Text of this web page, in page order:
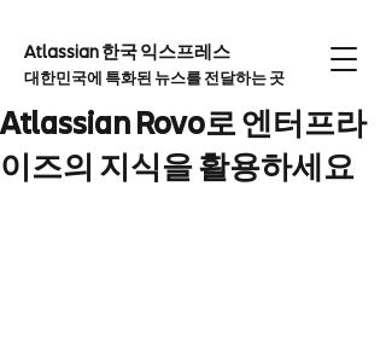
Atlassian 한국 익스프레스
대한민국에 특화된 뉴스를 전달하는 곳
Atlassian Rovo로 엔터프라
이즈의 지식을 활용하세요